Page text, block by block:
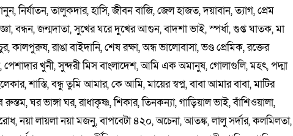
নির্যাতন, তালুকদার, হাসি, জীবন বাজি, জেল হাজত, দয়াবান, ত্যাগ, প্রেম
বন্ধন, জন্মদাতা, সুখের ঘরে দুখের আগুন, বাদশা ভাই, স্পর্ধা, গুপ্ত ঘাতক, মা
কালপুরুষ, রাঙা বাইদানি, শেষ রক্ষা, অন্ধ ভালোবাসা, ভণ্ড প্রেমিক, রক্তের
পেশাদার খুনী, সুন্দরী মিস বাংলাদেশ, আমি এক অমানুষ, গোলাগুলি, মহৎ, পদ্মা
শাস্তি, বন্ধু তুমি আমার, কে আমি, মায়ের স্বপ্ন, বাবা আমার বাবা, মাটির
ঘর ভাঙ্গা ঘর, রাধাকৃষ্ণ, শিকার, তিনকন্যা, গাড়িয়াল ভাই, বাঁশিওয়ালা,
নয়া লায়লা নয়া মজনু, বাপবেটা ৪২০, অচেনা, আতঙ্ক, লালু সর্দার, কলমিলতা,